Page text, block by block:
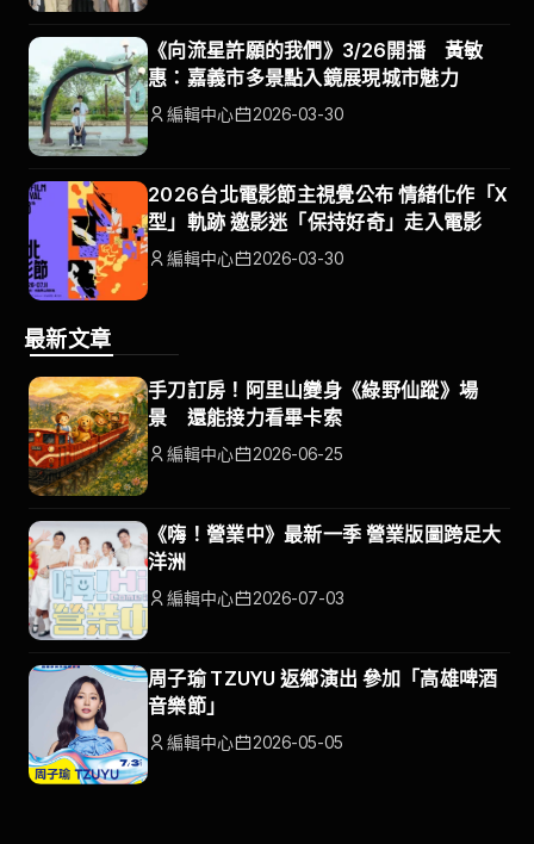
《向流星許願的我們》3/26開播 黃敏
惠：嘉義市多景點入鏡展現城市魅力
編輯中心 2026-03-30
2026台北電影節主視覺公布 情緒化作「X
型」軌跡 邀影迷「保持好奇」走入電影
編輯中心 2026-03-30
最新文章
手刀訂房！阿里山變身《綠野仙蹤》場
景 還能接力看畢卡索
編輯中心 2026-06-25
《嗨！營業中》最新一季 營業版圖跨足大
洋洲
編輯中心 2026-07-03
周子瑜 TZUYU 返鄉演出 參加「高雄啤酒
音樂節」
編輯中心 2026-05-05